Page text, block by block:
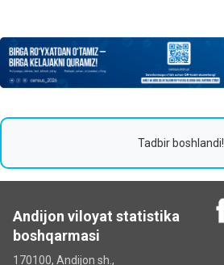
Tadbir boshlandi!
Andijon viloyat statistika
boshqarmasi
170100, Andijon sh.,